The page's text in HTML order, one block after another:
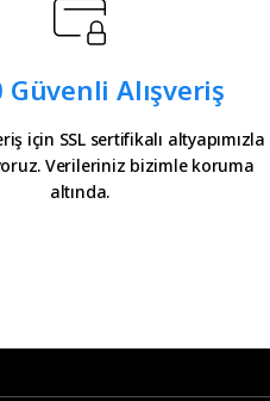
Güvenli Alışveriş
için SSL sertifikalı altyapımızla
Verileriniz bizimle koruma
altında.